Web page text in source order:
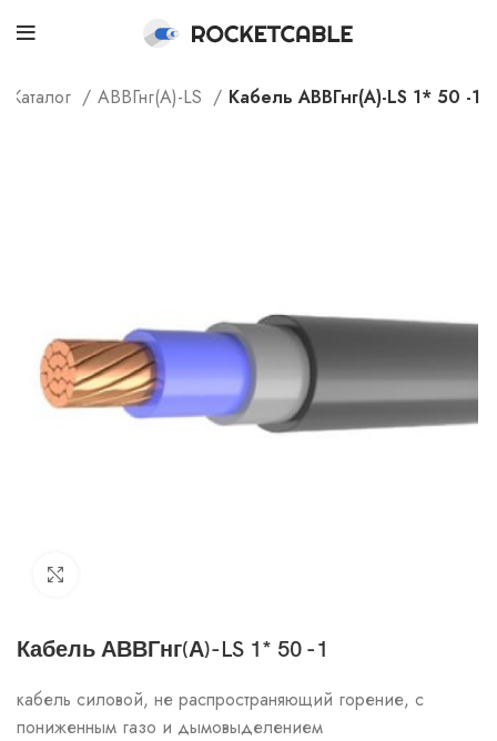
Каталог АВВГнг(А)-LS Кабель АВВГнг(А)-LS 1* 50 -1
Кабель АВВГнг(А)-LS 1* 50 -1
кабель силовой, не распространяющий горение, с
пониженным газо и дымовыделением